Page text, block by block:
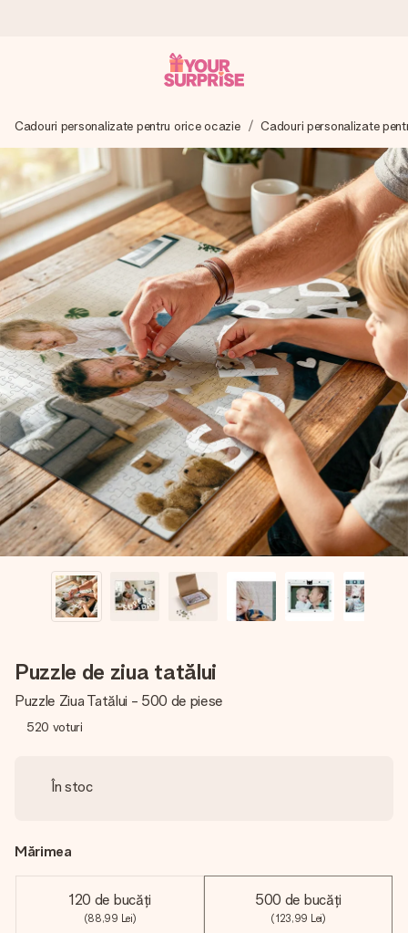
Îți alcătuim cadoul cu grijă și îl trimitem îndată spre tine -
pentru ca tu să îl poți dărui exact când trebuie, atunci când
contează cel mai mult.
4,8 (bazat pe +15.000 de recenzii)
Cadourile noastre inspiră. Clienții ne oferă nota 4,8 pe
Google Reviews.
Felicitare gratuită
Creează ceva unic în doar câțiva pași - cu numele ei,
fotografia ta sau un mesaj din suflet. Fără bătăi de cap,
doar bucură-te de moment.
Cadouri personalizate pentru orice ocazie Cadouri personalizate
Puzzle de ziua tatălui
Puzzle Ziua Tatălui - 500 de piese
520 voturi
În stoc
Mărimea
120 de bucăți
(88,99 Lei)
500 de bucăți
(123,99 Lei)